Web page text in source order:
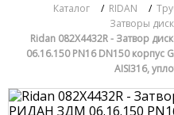
Каталог / RIDAN /
Затворы
Ridan 082X4432R - Затвор
06.16.150 PN16 DN150 корпус
AISI316,